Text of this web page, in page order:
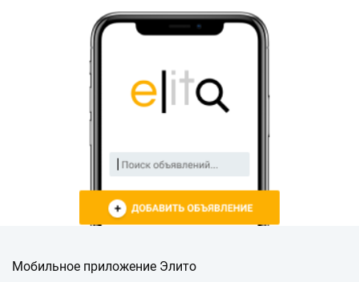
Мобильное приложение Элито